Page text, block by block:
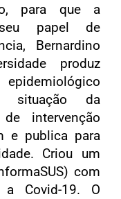
para que a
papel de
Bernardino
produz
situação da
intervenção
e publica para
Criou um
com
a Covid-19. O